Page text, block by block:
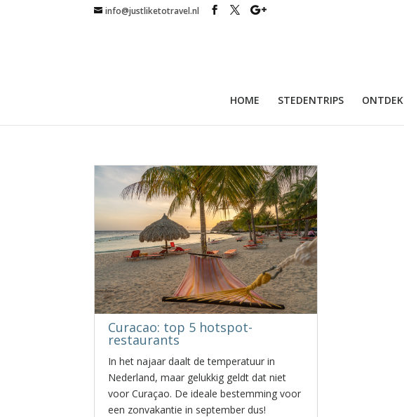
info@justliketotravel.nl
HOME STEDENTRIPS ONTDEK
Curacao: top 5 hotspot-
restaurants
In het najaar daalt de temperatuur in
Nederland, maar gelukkig geldt dat niet
voor Curaçao. De ideale bestemming voor
een zonvakantie in september dus!